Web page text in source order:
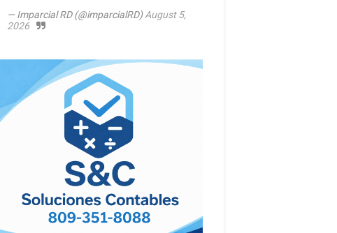
— Imparcial RD (@imparcialRD)August 5,
2026